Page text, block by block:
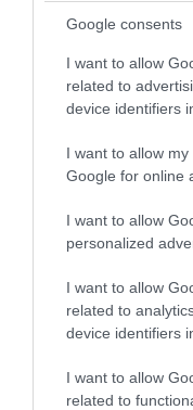
Google consents
I want to allow
related to
device identifiers
I want to allow
Google for online
I want to allow
personalized
I want to allow
related to
device identifiers
I want to allow
related to
Ζάπαντ
Έπιασαν «στον